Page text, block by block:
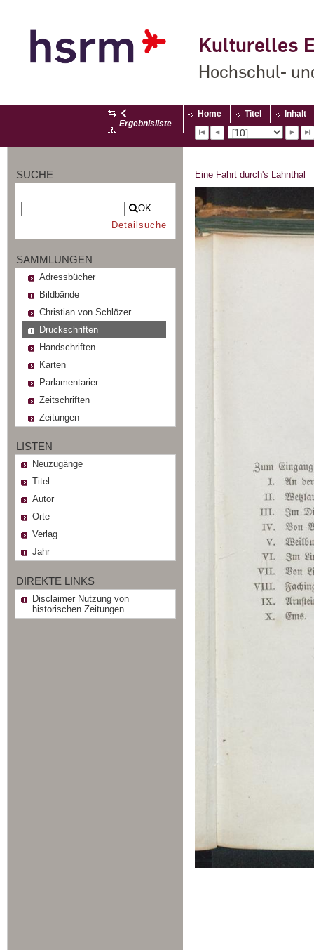
Kulturelles
Hochschul-
Ergebnisliste
Home Titel Inhalt
SUCHE
OK
Detailsuche
SAMMLUNGEN
Adressbücher
Bildbände
Christian von Schlözer
Druckschriften
Handschriften
Karten
Parlamentarier
Zeitschriften
Zeitungen
LISTEN
Neuzugänge
Titel
Autor
Orte
Verlag
Jahr
DIREKTE LINKS
Disclaimer Nutzung von
historischen Zeitungen
Eine Fahrt durch's Lahnthal